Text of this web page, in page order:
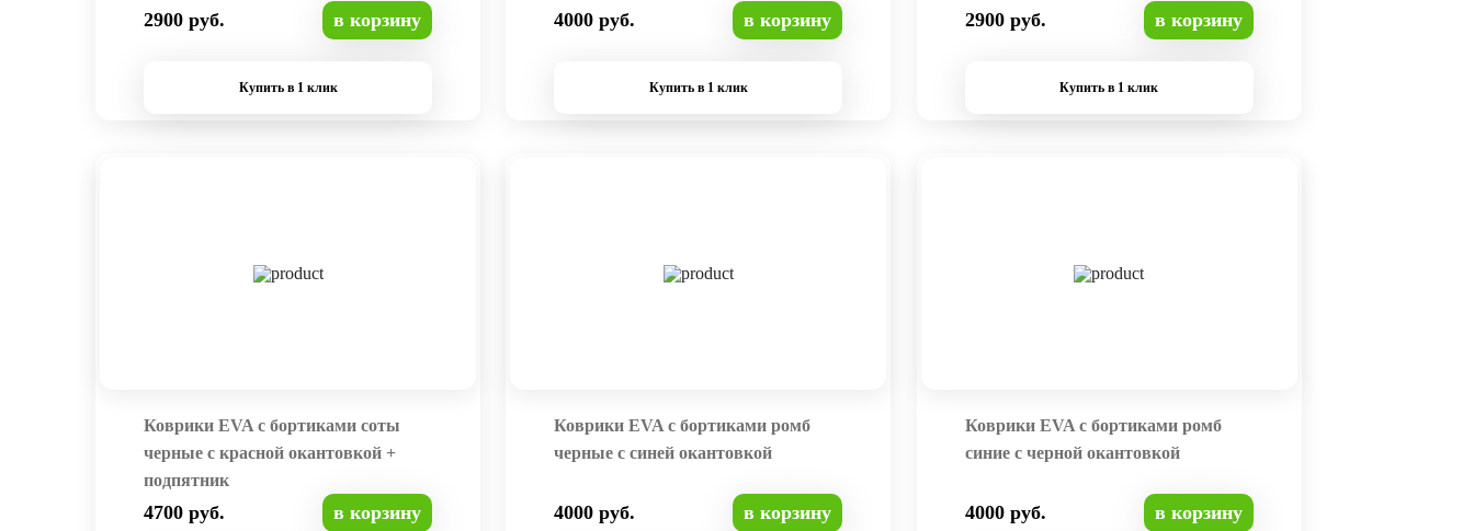
2900 руб. в корзину
Купить в 1 клик
4000 руб. в корзину
Купить в 1 клик
2900 руб. в корзину
Купить в 1 клик
Коврики EVA с бортиками соты
черные с красной окантовкой +
подпятник
4700 руб. в корзину
Коврики EVA с бортиками ромб
черные с синей окантовкой
4000 руб. в корзину
Коврики EVA с бортиками ромб
синие с черной окантовкой
4000 руб. в корзину